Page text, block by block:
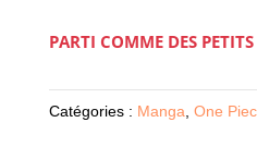
PARTI COMME DES
Catégories : Manga One